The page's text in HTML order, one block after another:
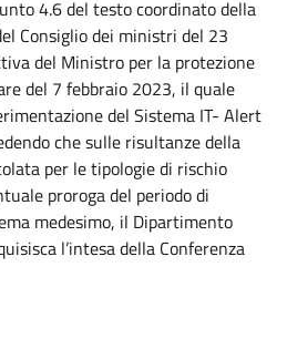
4.6 del testo coordinato della
Consiglio dei ministri del 23
del Ministro per la protezione
del 7 febbraio 2023, il quale
del Sistema IT- Alert
che sulle risultanze della
per le tipologie di rischio
proroga del periodo di
medesimo, il Dipartimento
l’intesa della Conferenza